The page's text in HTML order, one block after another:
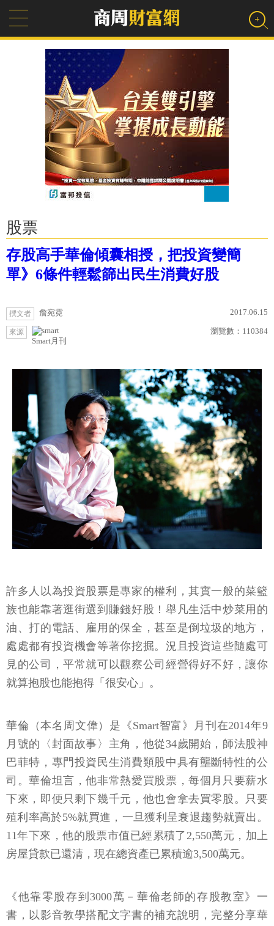
股票
存股高手華倫傾囊相授，把投資變簡
單》6條件輕鬆篩出民生消費好股
撰文者 詹宛霓 2017.06.15
來源
Smart月刊
瀏覽數： 110384
許多人以為投資股票是專家的權利，其實一般的菜籃
族也能靠著逛街選到賺錢好股！舉凡生活中炒菜用的
油、打的電話、雇用的保全，甚至是倒垃圾的地方，
處處都有投資機會等著你挖掘。況且投資這些隨處可
見的公司，平常就可以觀察公司經營得好不好，讓你
就算抱股也能抱得「很安心」。
華倫（本名周文偉）是《Smart智富》月刊在2014年9
月號的〈封面故事〉主角，他從34歲開始，師法股神
巴菲特，專門投資民生消費類股中具有壟斷特性的公
司。華倫坦言，他非常熱愛買股票，每個月只要薪水
下來，即便只剩下幾千元，他也會拿去買零股。只要
殖利率高於5%就買進，一旦獲利呈衰退趨勢就賣出。
11年下來，他的股票市值已經累積了2,550萬元，加上
房屋貸款已還清，現在總資產已累積逾3,500萬元。
《他靠零股存到3000萬－華倫老師的存股教室》一
書，以影音教學搭配文字書的補充說明，完整分享華